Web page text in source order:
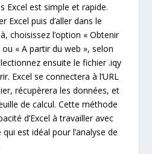
Excel est simple et rapide.
Excel puis d’aller dans le
choisissez l’option « Obtenir
« A partir du web », selon
ensuite le fichier .iqy
Excel se connectera à l’URL
récupèrera les données, et
de calcul. Cette méthode
d’Excel à travailler avec
est idéal pour l’analyse de